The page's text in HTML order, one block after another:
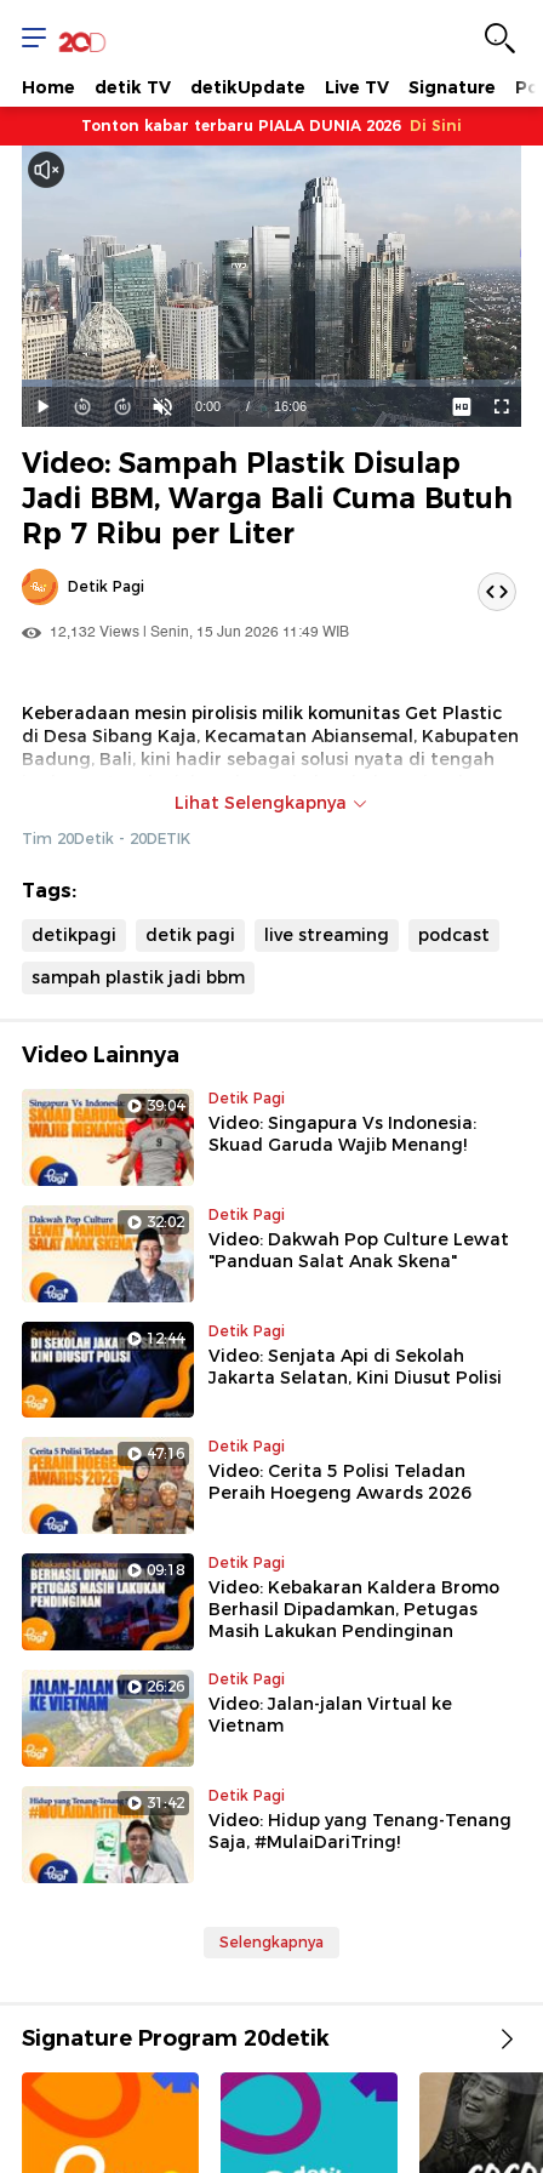
Home detik TV detikUpdate Live TV Signature
Tonton kabar terbaru PIALA DUNIA 2026 Di Sini
Mainkan
Suara
Hidup
Waktu
ini
0:00 / Durasi
16:06
Dimuat:
6.14%
Video: Sampah Plastik Disulap
Jadi BBM, Warga Bali Cuma Butuh
Rp 7 Ribu per Liter
Detik Pagi
12,132 Views | Senin, 15 Jun 2026 11:49 WIB
Keberadaan mesin pirolisis milik komunitas Get Plastic
di Desa Sibang Kaja, Kecamatan Abiansemal, Kabupaten
Badung, Bali, kini hadir sebagai solusi nyata di tengah
(BBM) dan persoalan gunungan sampah di Bali.
Teknologi tepat guna ini mengonversi limbah plastik tak
bernilai dari rumah tangga serta UMKM lokal menjadi
"Sebenarnya kami punya sesuatu yang ada di depan
untuk masalah bahan bakar kita sekarang ini, sampah
plastik contohnya. BBM naik dan sampah kita
menggunung, tapi kami masih konsisten mengolah
saat ditemui di Learning Center Get Plastic, Badung,
Lihat Selengkapnya
Tim 20Detik - 20DETIK
Tags:
detikpagi detik pagi live streaming
podcast
sampah plastik jadi bbm
Video Lainnya
39:04 Detik Pagi
Video: Singapura Vs Indonesia:
Skuad Garuda Wajib Menang!
32:02 Detik Pagi
Video: Dakwah Pop Culture Lewat
"Panduan Salat Anak Skena"
12:44 Detik Pagi
Video: Senjata Api di Sekolah
Jakarta Selatan, Kini Diusut Polisi
47:16 Detik Pagi
Video: Cerita 5 Polisi Teladan
Peraih Hoegeng Awards 2026
09:18 Detik Pagi
Video: Kebakaran Kaldera Bromo
Berhasil Dipadamkan, Petugas
Masih Lakukan Pendinginan
26:26 Detik Pagi
Video: Jalan-jalan Virtual ke
Vietnam
31:42 Detik Pagi
Video: Hidup yang Tenang-Tenang
Saja, #MulaiDariTring!
Selengkapnya
Signature Program 20detik